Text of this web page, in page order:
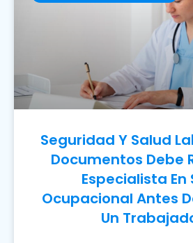
Seguridad Y Salud
Documentos Debe
Especialista En
Ocupacional Antes
Un